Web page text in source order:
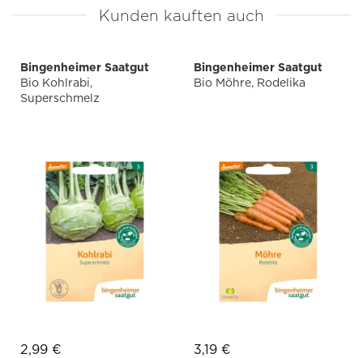
Kunden kauften auch
Bingenheimer Saatgut
Bio Kohlrabi,
Superschmelz
2,99 €
Bingenheimer Saatgut
Bio Möhre, Rodelika
3,19 €